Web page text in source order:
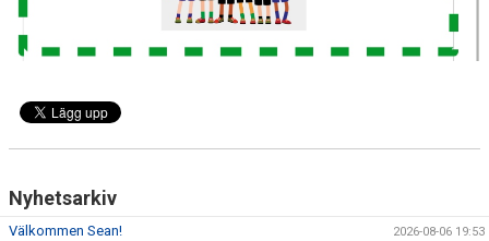
Nyhetsarkiv
Välkommen Sean! 2026-08-06 19:53